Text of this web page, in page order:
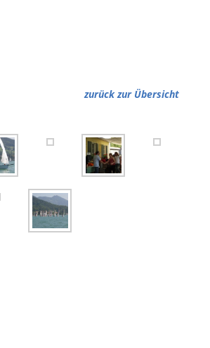
zurück zur Übersicht